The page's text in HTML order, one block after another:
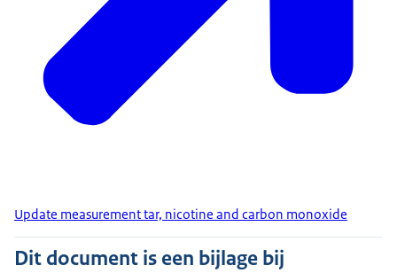
Update measurement tar, nicotine and carbon monoxide
Dit document is een bijlage bij